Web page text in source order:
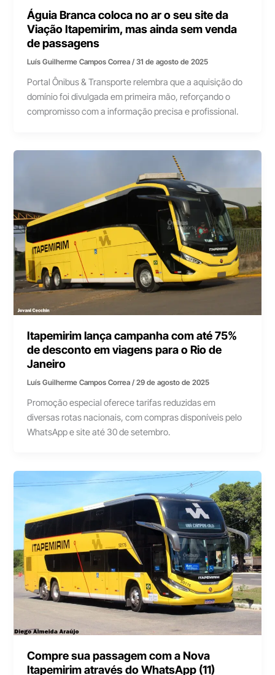
Águia Branca coloca no ar o seu site da
Viação Itapemirim, mas ainda sem venda
de passagens
Luís Guilherme Campos Correa/31 de agosto de 2025
Portal Ônibus & Transporte relembra que a aquisição do
domínio foi divulgada em primeira mão, reforçando o
compromisso com a informação precisa e profissional.
Itapemirim lança campanha com até 75%
de desconto em viagens para o Rio de
Janeiro
Luís Guilherme Campos Correa/29 de agosto de 2025
Promoção especial oferece tarifas reduzidas em
diversas rotas nacionais, com compras disponíveis pelo
WhatsApp e site até 30 de setembro.
Compre sua passagem com a Nova
Itapemirim através do WhatsApp (11)